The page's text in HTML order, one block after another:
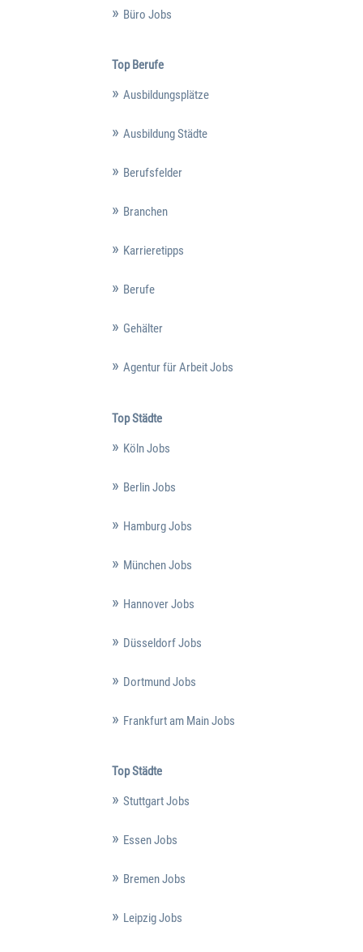
Büro Jobs
Top Berufe
Ausbildungsplätze
Ausbildung Städte
Berufsfelder
Branchen
Karrieretipps
Berufe
Gehälter
Agentur für Arbeit Jobs
Top Städte
Köln Jobs
Berlin Jobs
Hamburg Jobs
München Jobs
Hannover Jobs
Düsseldorf Jobs
Dortmund Jobs
Frankfurt am Main Jobs
Top Städte
Stuttgart Jobs
Essen Jobs
Bremen Jobs
Leipzig Jobs